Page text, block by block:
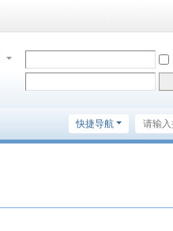
快捷导航